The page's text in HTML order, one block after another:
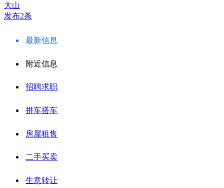
大山
发布2条
最新信息
附近信息
招聘求职
拼车搭车
房屋租售
二手买卖
生意转让